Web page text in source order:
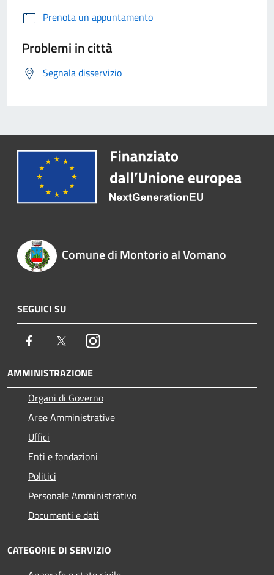
Prenota un appuntamento
Problemi in città
Segnala disservizio
Comune di Montorio al Vomano
SEGUICI SU
Facebook TwitterInstagram
AMMINISTRAZIONE
Organi di Governo
Aree Amministrative
Uffici
Enti e fondazioni
Politici
Personale Amministrativo
Documenti e dati
CATEGORIE DI SERVIZIO